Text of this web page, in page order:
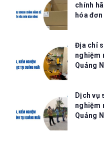
chính
hóa
Địa chỉ
nghiệm
Quảng
Dịch vụ
nghiệm
Quảng